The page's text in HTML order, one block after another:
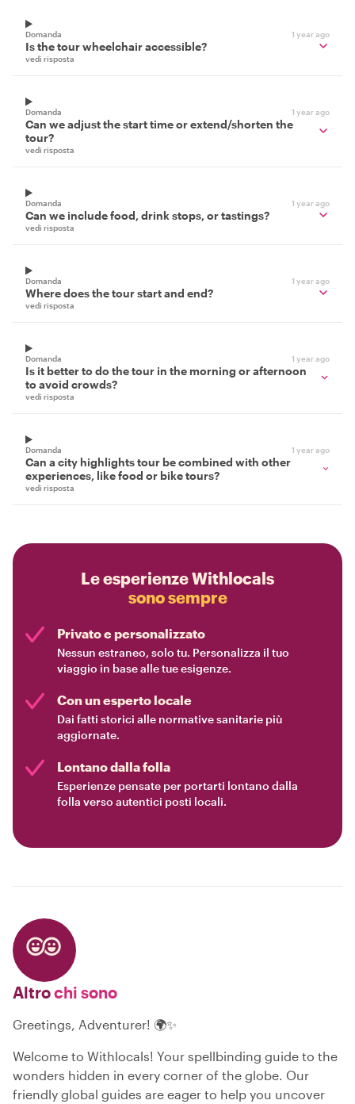
Domanda 1 year ago
Is the tour wheelchair accessible?
vedi risposta
Domanda 1 year ago
Can we adjust the start time or extend/shorten the
tour?
vedi risposta
Domanda 1 year ago
Can we include food, drink stops, or tastings?
vedi risposta
Domanda 1 year ago
Where does the tour start and end?
vedi risposta
Domanda 1 year ago
Is it better to do the tour in the morning or afternoon
to avoid crowds?
vedi risposta
Domanda 1 year ago
Can a city highlights tour be combined with other
experiences, like food or bike tours?
vedi risposta
Le esperienze Withlocals
sono sempre
Privato e personalizzato
Nessun estraneo, solo tu. Personalizza il tuo
viaggio in base alle tue esigenze.
Con un esperto locale
Dai fatti storici alle normative sanitarie più
aggiornate.
Lontano dalla folla
Esperienze pensate per portarti lontano dalla
folla verso autentici posti locali.
Altrochi sono
Greetings, Adventurer! 🌍✨
Welcome to Withlocals! Your spellbinding guide to the
wonders hidden in every corner of the globe. Our
friendly global guides are eager to help you uncover